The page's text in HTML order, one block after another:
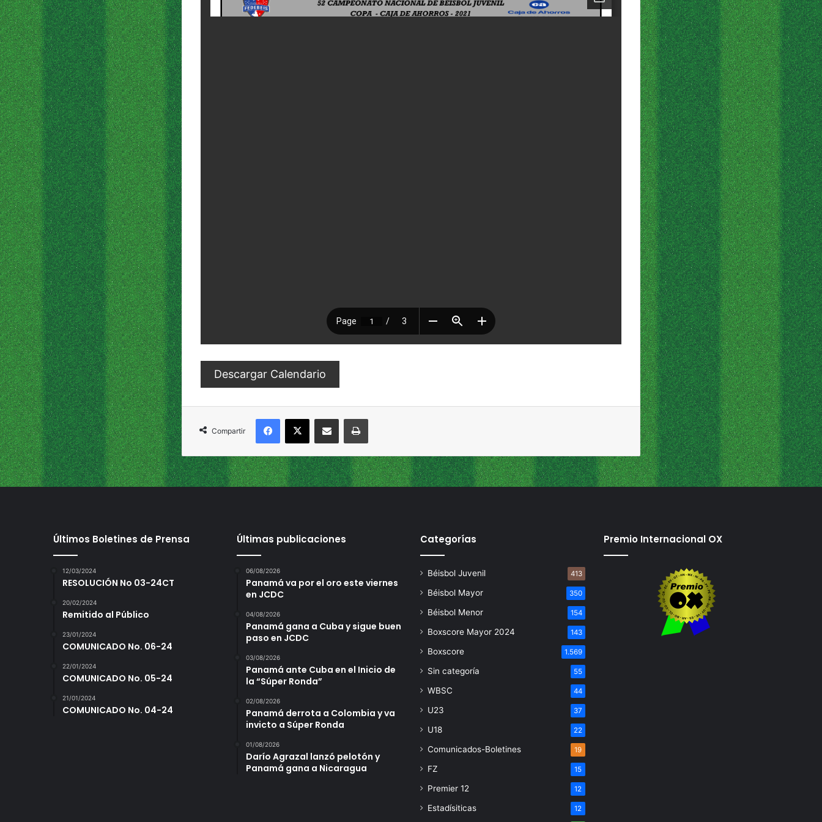
Descargar Calendario
Compartir
Últimos Boletines de Prensa
12/03/2024
RESOLUCIÓN No 03-24CT
20/02/2024
Remitido al Público
23/01/2024
COMUNICADO No. 06-24
22/01/2024
COMUNICADO No. 05-24
21/01/2024
COMUNICADO No. 04-24
Últimas publicaciones
06/08/2026
Panamá va por el oro este viernes
en JCDC
04/08/2026
Panamá gana a Cuba y sigue buen
paso en JCDC
03/08/2026
Panamá ante Cuba en el Inicio de
la “Súper Ronda”
02/08/2026
Panamá derrota a Colombia y va
invicto a Súper Ronda
01/08/2026
Darío Agrazal lanzó pelotón y
Panamá gana a Nicaragua
Categorías
Béisbol Juvenil 413
Béisbol Mayor 350
Béisbol Menor 154
Boxscore Mayor 2024 143
Boxscore 1.569
Sin categoría 55
WBSC 44
U23 37
U18 22
Comunicados-Boletines 19
FZ 15
Premier 12 12
Estadísiticas 12
Premio Internacional OX